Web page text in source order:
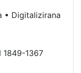
• Digitalizirana
1849-1367